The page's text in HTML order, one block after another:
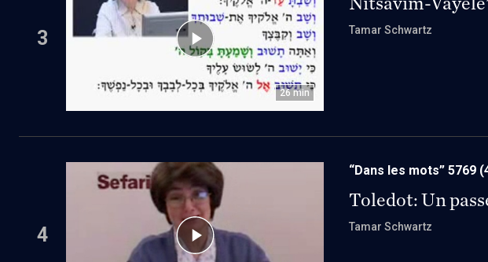
3
26 min
Tamar Schwartz
4
“Dans les mots” 5769
Toledot: Un
Tamar Schwartz